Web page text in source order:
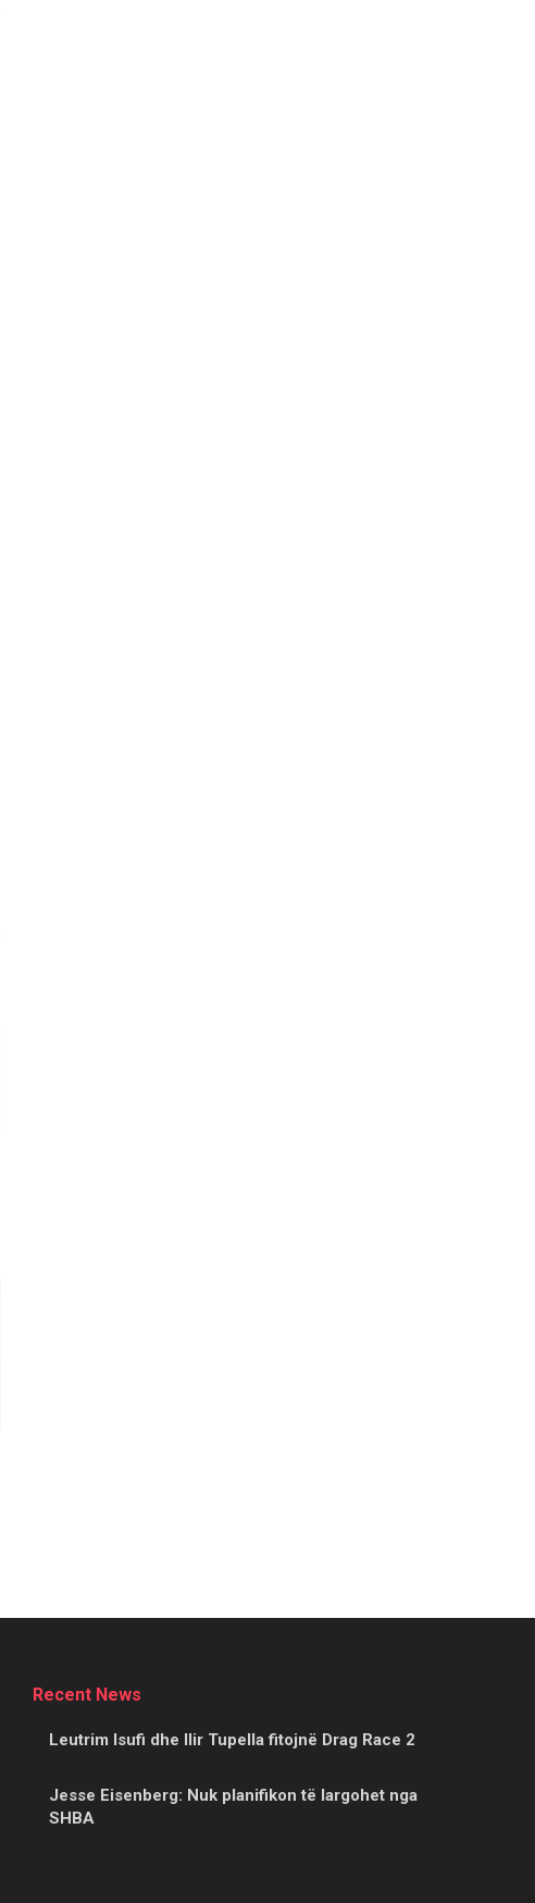
Recent News
Leutrim Isufi dhe Ilir Tupella fitojnë Drag Race 2
Jesse Eisenberg: Nuk planifikon të largohet nga
SHBA